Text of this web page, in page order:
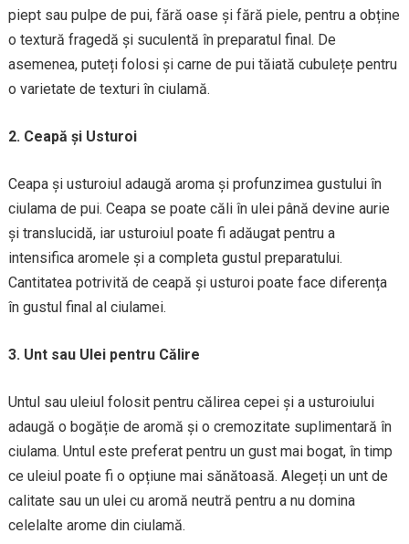
piept sau pulpe de pui, fără oase și fără piele, pentru a obține
o textură fragedă și suculentă în preparatul final. De
asemenea, puteți folosi și carne de pui tăiată cubulețe pentru
o varietate de texturi în ciulamă.
2. Ceapă și Usturoi
Ceapa și usturoiul adaugă aroma și profunzimea gustului în
ciulama de pui. Ceapa se poate căli în ulei până devine aurie
și translucidă, iar usturoiul poate fi adăugat pentru a
intensifica aromele și a completa gustul preparatului.
Cantitatea potrivită de ceapă și usturoi poate face diferența
în gustul final al ciulamei.
3. Unt sau Ulei pentru Călire
Untul sau uleiul folosit pentru călirea cepei și a usturoiului
adaugă o bogăție de aromă și o cremozitate suplimentară în
ciulama. Untul este preferat pentru un gust mai bogat, în timp
ce uleiul poate fi o opțiune mai sănătoasă. Alegeți un unt de
calitate sau un ulei cu aromă neutră pentru a nu domina
celelalte arome din ciulamă.